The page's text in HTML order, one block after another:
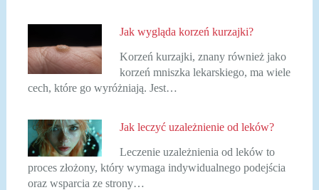
Jak wygląda korzeń kurzajki?
Korzeń kurzajki, znany również jako
korzeń mniszka lekarskiego, ma wiele
cech, które go wyróżniają. Jest…
Jak leczyć uzależnienie od leków?
Leczenie uzależnienia od leków to
proces złożony, który wymaga indywidualnego podejścia
oraz wsparcia ze strony…